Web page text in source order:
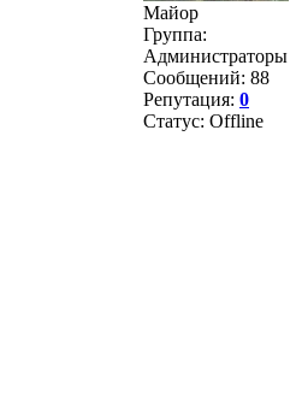
Майор
Группа:
Администраторы
Сообщений: 88
Репутация: 0
Статус: Offline